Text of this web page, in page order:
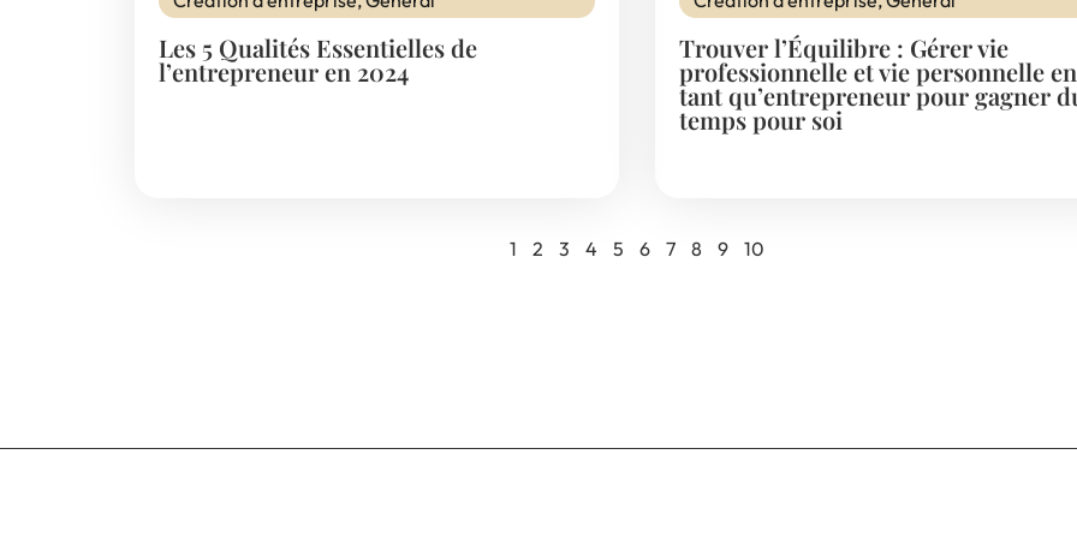
Les 5 Qualités Essentielles de
l’entrepreneur en 2024
Trouver l’Équilibre : Gérer vie
professionnelle et vie personnelle en
tant qu’entrepreneur pour gagner
temps pour soi
1 2 3 4 5 6 7 8 9 10